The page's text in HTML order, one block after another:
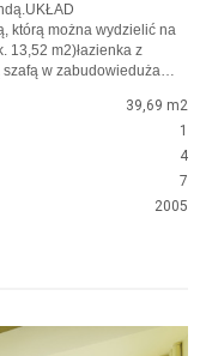
którą można wydzielić na
13,52 m2)łazienka z
szafą w zabudowieduża…
39,69 m2
1
4
7
2005